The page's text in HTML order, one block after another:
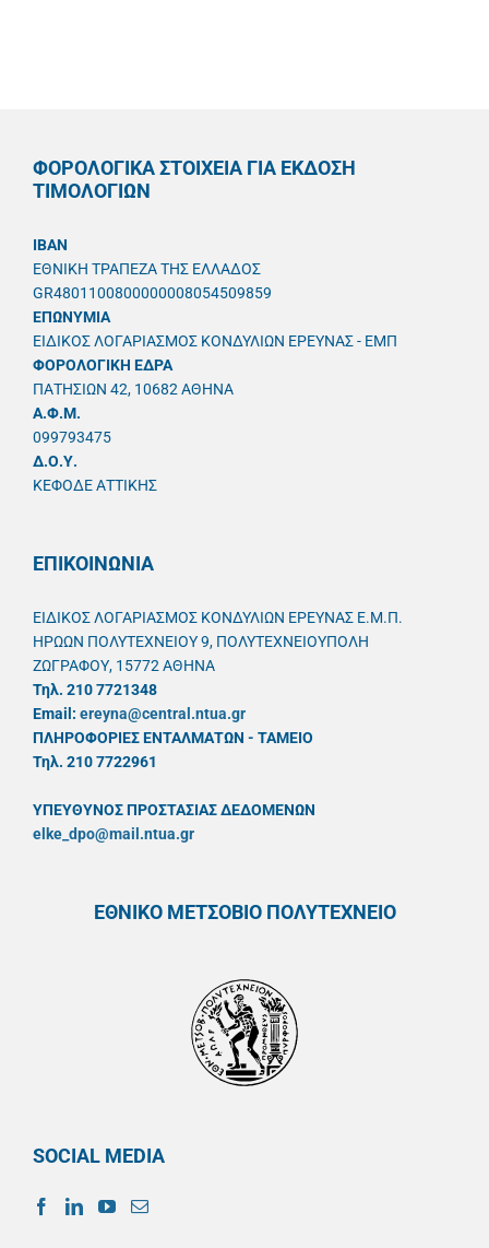
ΦΟΡΟΛΟΓΙΚΑ ΣΤΟΙΧΕΙΑ ΓΙΑ ΕΚΔΟΣΗ
ΤΙΜΟΛΟΓΙΩΝ
IBAN
ΕΘΝΙΚΗ ΤΡΑΠΕΖΑ ΤΗΣ ΕΛΛΑΔΟΣ
GR4801100800000008054509859
ΕΠΩΝΥΜΙΑ
ΕΙΔΙΚΟΣ ΛΟΓΑΡΙΑΣΜΟΣ ΚΟΝΔΥΛΙΩΝ ΕΡΕΥΝΑΣ - ΕΜΠ
ΦΟΡΟΛΟΓΙΚΗ ΕΔΡΑ
ΠΑΤΗΣΙΩΝ 42, 10682 ΑΘΗΝΑ
A.Φ.Μ.
099793475
Δ.Ο.Υ.
ΚΕΦΟΔΕ ΑΤΤΙΚΗΣ
ΕΠΙΚΟΙΝΩΝΙΑ
ΕΙΔΙΚΟΣ ΛΟΓΑΡΙΑΣΜΟΣ ΚΟΝΔΥΛΙΩΝ ΕΡΕΥΝΑΣ Ε.Μ.Π.
ΗΡΩΩΝ ΠΟΛΥΤΕΧΝΕΙΟΥ 9, ΠΟΛΥΤΕΧΝΕΙΟΥΠΟΛΗ
ΖΩΓΡΑΦΟΥ, 15772 ΑΘΗΝΑ
Τηλ. 210 7721348
Email: ereyna@central.ntua.gr
ΠΛΗΡΟΦΟΡΙΕΣ ΕΝΤΑΛΜΑΤΩΝ - ΤΑΜΕΙΟ
Τηλ. 210 7722961
ΥΠΕΥΘYΝΟΣ ΠΡΟΣΤΑΣΙΑΣ ΔΕΔΟΜΕΝΩΝ
elke_dpo@mail.ntua.gr
ΕΘΝΙΚΟ ΜΕΤΣΟΒΙΟ ΠΟΛΥΤΕΧΝΕΙΟ
SOCIAL MEDIA